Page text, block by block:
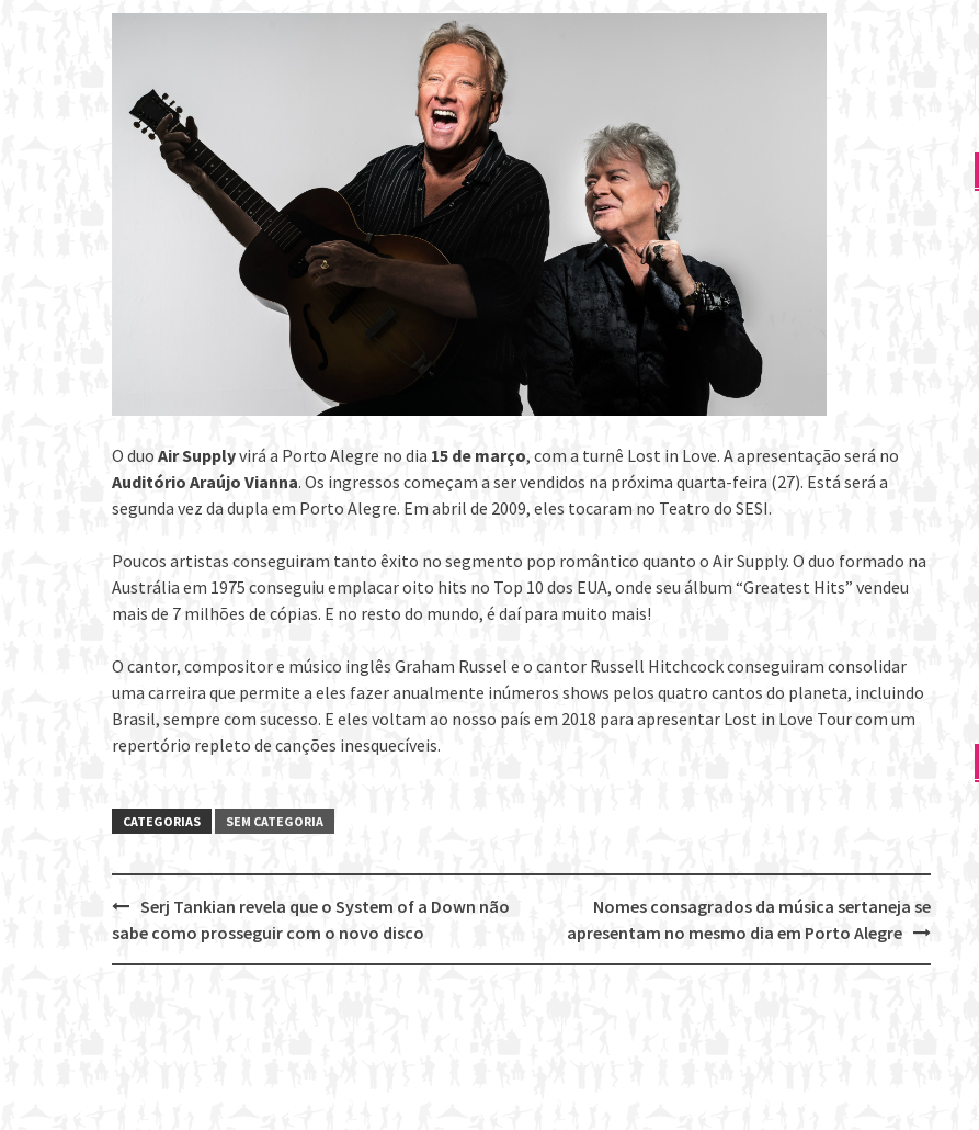
O duo Air Supplyvirá a Porto Alegre no dia 15 de março, com a turnê Lost in Love. A apresentação será no
Auditório Araújo Vianna. Os ingressos começam a ser vendidos na próxima quarta-feira (27). Está será a
segunda vez da dupla em Porto Alegre. Em abril de 2009, eles tocaram no Teatro do SESI.
Poucos artistas conseguiram tanto êxito no segmento pop romântico quanto o Air Supply. O duo formado na
Austrália em 1975 conseguiu emplacar oito hits no Top 10 dos EUA, onde seu álbum “Greatest Hits” vendeu
mais de 7 milhões de cópias. E no resto do mundo, é daí para muito mais!
O cantor, compositor e músico inglês Graham Russel e o cantor Russell Hitchcock conseguiram consolidar
uma carreira que permite a eles fazer anualmente inúmeros shows pelos quatro cantos do planeta, incluindo
Brasil, sempre com sucesso. E eles voltam ao nosso país em 2018 para apresentar Lost in Love Tour com um
repertório repleto de canções inesquecíveis.
CATEGORIAS SEM CATEGORIA
Post
navigation
Nomes consagrados da música sertaneja se
apresentam no mesmo dia em Porto Alegre
Serj Tankian revela que o System of a Down não
sabe como prosseguir com o novo disco